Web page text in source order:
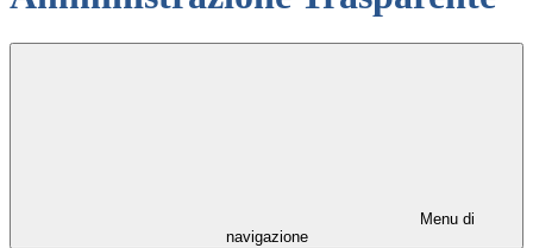
Menu di
navigazione